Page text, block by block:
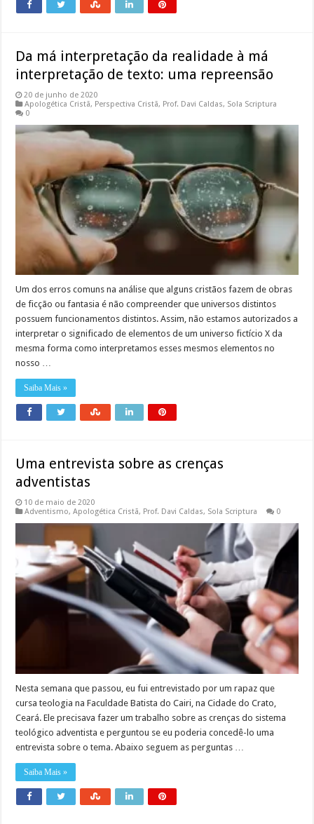
Da má interpretação da realidade à má
interpretação de texto: uma repreensão
20 de junho de 2020
Apologética Cristã, Perspectiva Cristã, Prof. Davi Caldas, Sola Scriptura
0
Um dos erros comuns na análise que alguns cristãos fazem de obras
de ficção ou fantasia é não compreender que universos distintos
possuem funcionamentos distintos. Assim, não estamos autorizados a
interpretar o significado de elementos de um universo fictício X da
mesma forma como interpretamos esses mesmos elementos no
nosso …
Saiba Mais »
Uma entrevista sobre as crenças
adventistas
10 de maio de 2020
Adventismo,Apologética Cristã, Prof. Davi Caldas, Sola Scriptura 0
Nesta semana que passou, eu fui entrevistado por um rapaz que
cursa teologia na Faculdade Batista do Cairi, na Cidade do Crato,
Ceará. Ele precisava fazer um trabalho sobre as crenças do sistema
teológico adventista e perguntou se eu poderia concedê-lo uma
entrevista sobre o tema. Abaixo seguem as perguntas …
Saiba Mais »